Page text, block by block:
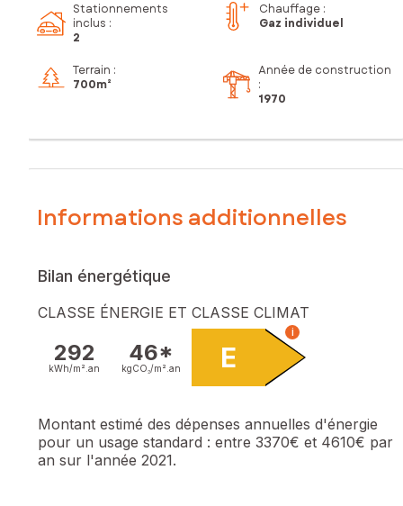
Stationnements
inclus :
2
Chauffage :
Gaz individuel
Terrain :
700m²
Année de construction
:
1970
Informations additionnelles
Bilan énergétique
CLASSE ÉNERGIE ET CLASSE CLIMAT
292
kWh/m². an
46*
kgCO₂/m². an E
i
Montant estimé des dépenses annuelles d'énergie
pour un usage standard : entre 3370€ et 4610€ par
an sur l'année 2021.